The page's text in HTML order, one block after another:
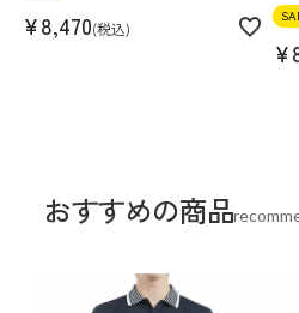
¥8,470 税込
¥
おすすめの商品